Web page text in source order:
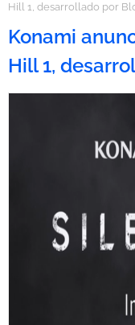
Hill 1, desarrollado por
Konami
Hill 1,